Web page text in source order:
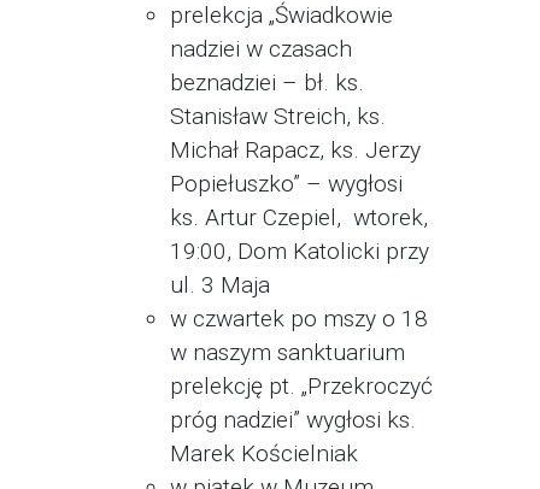
prelekcja „Świadkowie
nadziei w czasach
beznadziei – bł. ks.
Stanisław Streich, ks.
Michał Rapacz, ks. Jerzy
Popiełuszko” – wygłosi
ks. Artur Czepiel, wtorek,
19:00, Dom Katolicki przy
ul. 3 Maja
w czwartek po mszy o 18
w naszym sanktuarium
prelekcję pt. „Przekroczyć
próg nadziei” wygłosi ks.
Marek Kościelniak